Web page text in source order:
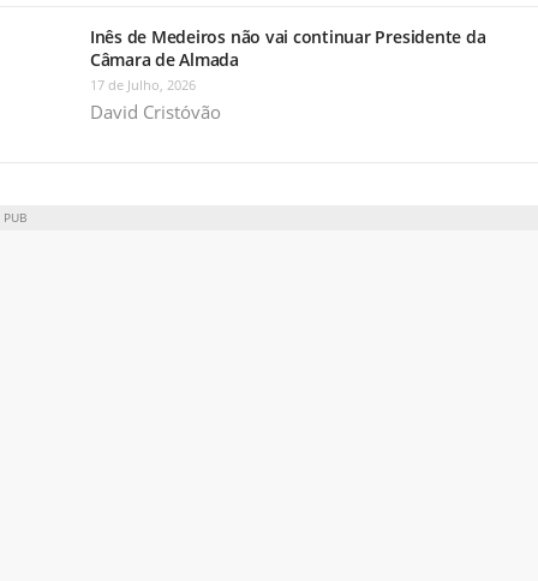
Inês de Medeiros não vai continuar Presidente da
Câmara de Almada
17 de Julho, 2026
David Cristóvão
PUB